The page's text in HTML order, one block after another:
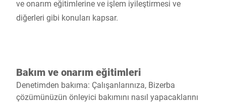
ve onarım eğitimlerine ve işlem iyileştirmesi ve
diğerleri gibi konuları kapsar.
Bakım ve onarım eğitimleri
Denetimden bakıma: Çalışanlarınıza, Bizerba
çözümünüzün önleyici bakımını nasıl yapacaklarını